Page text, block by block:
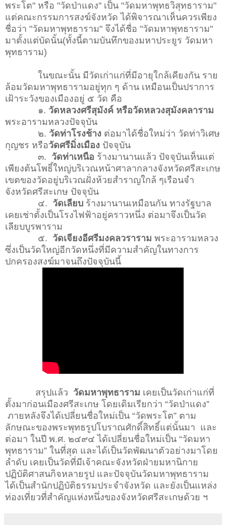
พระโต" หรือ "วัดป่าแดง" เป็น "วัดมหาพุทธวิสุทธาราม"
แต่คณะกรรมการสงฆ์จังหวัด ได้พิจารณาเห็นควรเพียง
ชื่อว่า "วัดมหาพุทธาราม" จึงได้ชื่อ "วัดมหาพุทธาราม"
มาตั้งแต่บัดนั้น(ทั้งนี้ตามบันทึกของมหาประยูร วัดมหา
พุทธาราม)
ในขณะนั้น มีวัดเก่าแก่ที่มีอายุใกล้เคียงกัน ราย
ล้อมวัดมหาพุทธารามอยู่ทุก ๆ ด้าน เหมือนเป็นปราการ
เฝ้าระวังของเมืองอยู่ ๕ วัด คือ
๑. วัดหลวงศรีสุมังค์ หรือวัดหลวงสุมังคลาราม
พระอารามหลวงปัจจุบัน
๒. วัดท่าโรงช้าง ต่อมาได้ชื่อใหม่ว่า วัดท่าวิเศษ
กุญชร หรือวัดศรีมิ่งเมือง ปัจจุบัน
๓. วัดท่าเหนือ ร้างมานานแล้ว ปัจจุบันเห็นแต่
เพียงต้นโพธิ์ใหญ่บริเวณหน้าศาลากลางจังหวัดศรีสะเกษ
เขตของวัดอยู่บริเวณฝั่งห้วยสำราญใกล้ ๆเรือนจำ
จังหวัดศรีสะเกษ ปัจจุบัน
๔. วัดเลียบ ร้างมานานเหมือนกัน ทางรัฐบาล
เคยเช่าตั้งเป็นโรงไฟฟ้าอยู่คราวหนึ่ง ต่อมาจึงเป็นวัด
เลียบบูรพาราม
๕. วัดเจียงอีศรีมงคลวราราม พระอารามหลวง
ซึ่งเป็นวัดใหญ่อีกวัดหนึ่งที่มีความสำคัญในทางการ
ปกครองสงฆ์มาจนถึงปัจจุบันนี้
สรุปแล้ว วัดมหาพุทธาราม เคยเป็นวัดเก่าแก่ที่
ตั้งมาก่อนเมืองศรีสะเกษ โดยเดิมเรียกว่า “วัดป่าแดง”
ภายหลังจึงได้เปลี่ยนชื่อใหม่เป็น “วัดพระโต” ตาม
ลักษณะของพระพุทธรูปโบราณศักดิ์สิทธิ์แต่นั้นมา และ
ต่อมา ในปี พ.ศ. ๒๔๙๔ ได้เปลี่ยนชื่อใหม่เป็น “วัดมหา
พุทธาราม” ในที่สุด และได้เป็นวัดพัฒนาตัวอย่างมาโดย
ลำดับ เคยเป็นวัดที่มีเจ้าคณะจังหวัดฝ่ายมหานิกาย
ปฏิบัติศาสนกิจหลายรูป และปัจจุบันวัดมหาพุทธาราม
ได้เป็นสำนักปฏิบัติธรรมประจำจังหวัด และยังเป็นแหล่ง
ท่องเที่ยวที่สำคัญแห่งหนึ่งของจังหวัดศรีสะเกษด้วย ฯ